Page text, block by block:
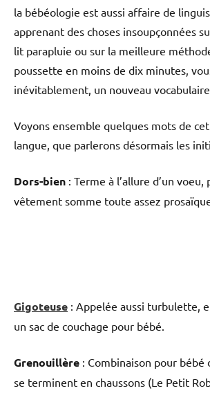
la bébéologie est aussi affaire de
apprenant des choses insoupçonnées
lit parapluie ou sur la meilleure
poussette en moins de dix minutes,
inévitablement, un nouveau vocabulaire.
Voyons ensemble quelques mots de
langue, que parlerons désormais les
Dors-bien : Terme à l’allure d’un
vêtement somme toute assez
Gigoteuse : Appelée aussi turbulette,
un sac de couchage pour bébé.
Grenouillère : Combinaison pour bébé
se terminent en chaussons (Le Petit